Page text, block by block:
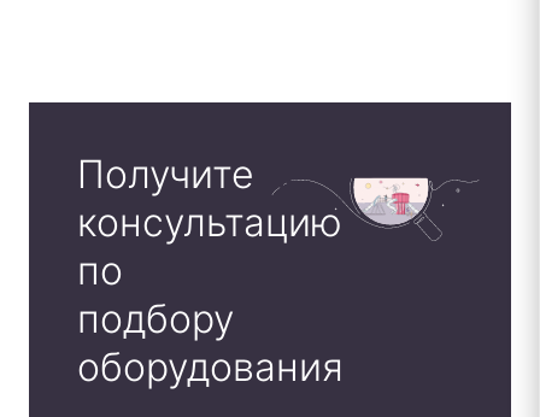
Получите
консультацию
по
подбору
оборудования